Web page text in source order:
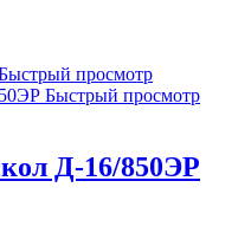
просмотр
Быстрый просмотр
Д-16/850ЭР